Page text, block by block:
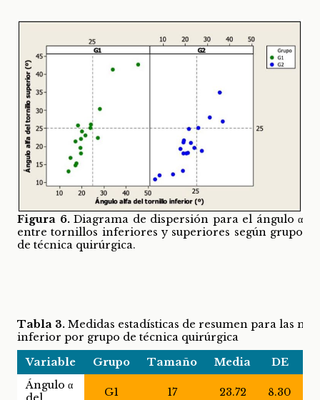
Figura 6.Diagrama de dispersión para el ángulo α
entre tornillos inferiores y superiores según grupo
de técnica quirúrgica.
Tabla 3. Medidas estadísticas de resumen para las
inferior por grupo de técnica quirúrgica
Variable
Grupo Tamaño Media DE
Ángulo α
G1 17 23.72 8.30